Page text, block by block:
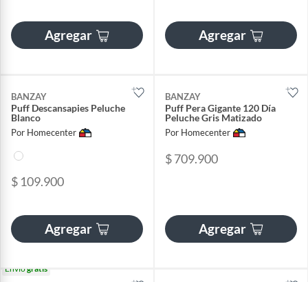
Agregar Agregar
BANZAY
Puff Descansapies Peluche
Blanco
Por Homecenter
$ 109.900
Agregar
BANZAY
Puff Pera Gigante 120 Día
Peluche Gris Matizado
Por Homecenter
$ 709.900
Agregar
Envíogratis